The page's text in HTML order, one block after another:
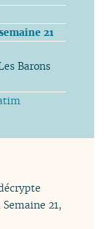
21
Barons
21,